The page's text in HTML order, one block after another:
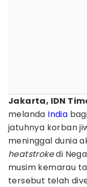
Jakarta, IDN
melanda India
jatuhnya korban
meninggal dunia
heatstrokedi
musim kemarau
tersebut telah